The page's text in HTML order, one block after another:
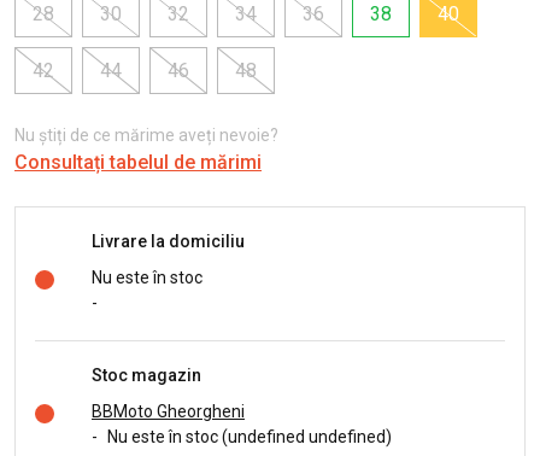
28
30 32 34 36 38 40
42 44 46 48
Nu știți de ce mărime aveți nevoie?
Consultați tabelul de mărimi
Livrare la domiciliu
Nu este în stoc
-
Stoc magazin
BBMoto Gheorgheni
-
Nu este în stoc (undefined undefined)